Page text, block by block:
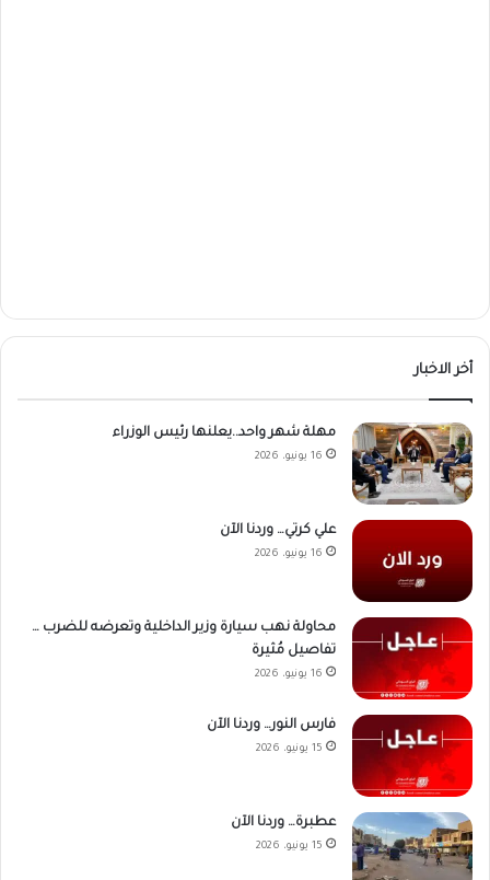
أخر الاخبار
مهلة شهر واحد..يعلنها رئيس الوزراء
16 يونيو، 2026
علي كرتي… وردنا الآن
16 يونيو، 2026
محاولة نهب سيارة وزير الداخلية وتعرضه للضرب …
تفاصيل مُثيرة
16 يونيو، 2026
فارس النور… وردنا الآن
15 يونيو، 2026
عطبرة… وردنا الآن
15 يونيو، 2026